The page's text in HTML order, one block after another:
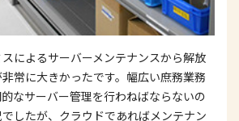
によるサーバーメンテナンスから解放
常に大きかったです。幅広い庶務業務
なサーバー管理を行わねばならないの
したが、クラウドであればメンテナン